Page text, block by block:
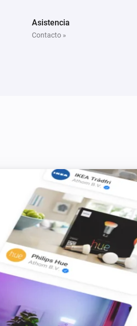
Asistencia
Contacto »